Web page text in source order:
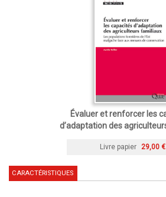
Évaluer et renforcer les
d’adaptation des
Livre papier 29,00 €
CARACTÉRISTIQUES